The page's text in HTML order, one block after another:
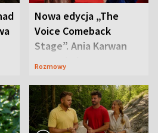
Nowa edycja „The
Voice Comeback
Stage”. Ania Karwan
zapowiada
Rozmowy